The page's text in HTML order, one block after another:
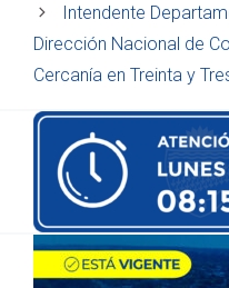
Intendente
Dirección Nacional de
Cercanía en Treinta y